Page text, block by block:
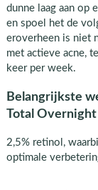
dunne laag aan op
en spoel het de
eroverheen is niet
met actieve acne,
keer per week.
Belangrijkste
Total
2,5% retinol,
optimale